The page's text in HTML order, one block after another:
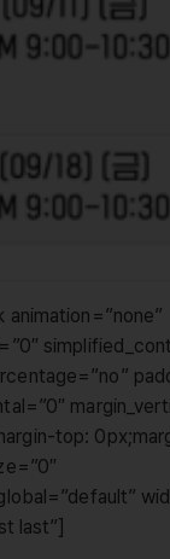
animation=”none”
top:
last”]